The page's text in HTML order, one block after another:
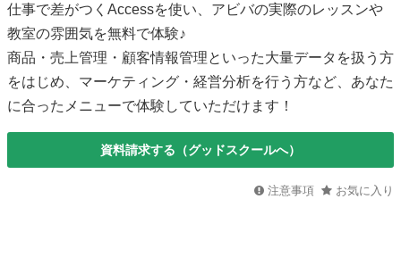
仕事で差がつくAccessを使い、アビバの実際のレッスンや
教室の雰囲気を無料で体験♪
商品・売上管理・顧客情報管理といった大量データを扱う方
をはじめ、マーケティング・経営分析を行う方など、あなた
に合ったメニューで体験していただけます！
資料請求する（グッドスクールへ）
注意事項 お気に入り